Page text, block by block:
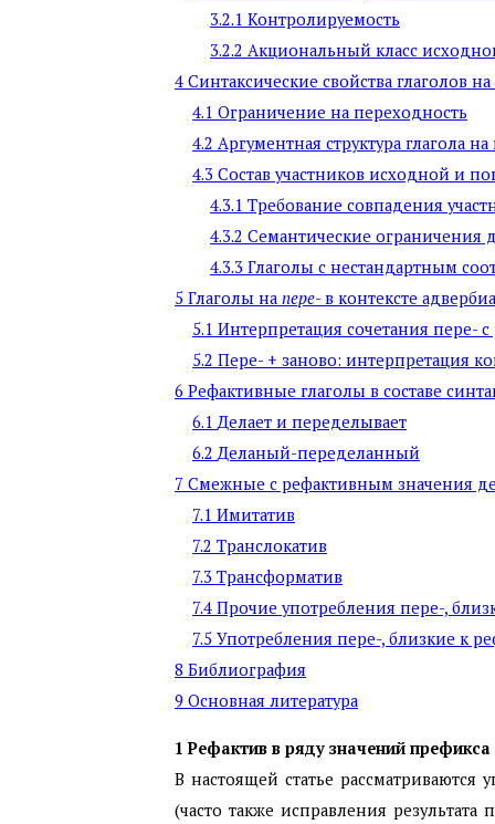
3.2.1 Контролируемость
3.2.2 Акциональный класс
4 Синтаксические свойства глаголов на
4.1 Ограничение на переходность
4.2 Аргументная структура глагола
4.3 Состав участников исходной и
4.3.1 Требование совпадения
4.3.2 Семантические ограничения
4.3.3 Глаголы с нестандартным
5 Глаголы на пере- в контексте
5.1 Интерпретация сочетания пере-
5.2 Пере- + заново: интерпретация
6 Рефактивные глаголы в составе
6.1 Делает и переделывает
6.2 Деланый-переделанный
7 Смежные с рефактивным значения
7.1 Имитатив
7.2 Транслокатив
7.3 Трансформатив
7.4 Прочие употребления пере-,
7.5 Употребления пере-, близкие к
8 Библиография
9 Основная литература
1 Рефактив в ряду значений префикса
В настоящей статье рассматриваются
(часто также исправления